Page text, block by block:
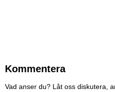
Kommentera
Vad anser du? Låt oss diskutera,